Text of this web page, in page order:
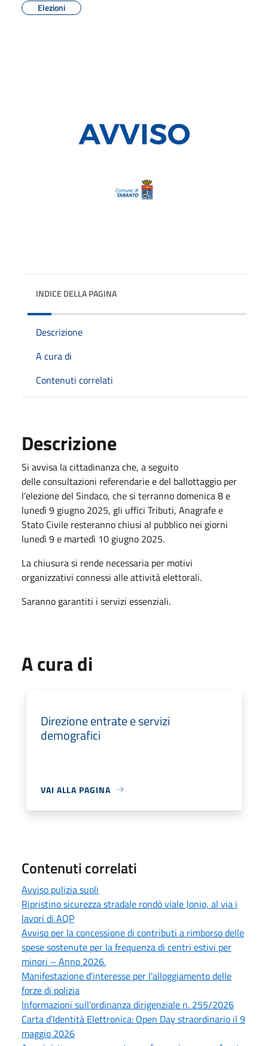
Elezioni
INDICE DELLA PAGINA
Descrizione
A cura di
Contenuti correlati
Descrizione
Si avvisa la cittadinanza che, a seguito
delle consultazioni referendarie e del ballottaggio per
l’elezione del Sindaco, che si terranno domenica 8 e
lunedì 9 giugno 2025, gli uffici Tributi, Anagrafe e
Stato Civile resteranno chiusi al pubblico nei giorni
lunedì 9 e martedì 10 giugno 2025.
La chiusura si rende necessaria per motivi
organizzativi connessi alle attività elettorali.
Saranno garantiti i servizi essenziali.
A cura di
Direzione entrate e servizi
demografici
VAI ALLA PAGINA
Contenuti correlati
Avviso pulizia suoli
Ripristino sicurezza stradale rondò viale Jonio, al via i
lavori di AQP
Avviso per la concessione di contributi a rimborso delle
spese sostenute per la frequenza di centri estivi per
minori – Anno 2026.
Manifestazione d'interesse per l'alloggiamento delle
forze di polizia
Informazioni sull’ordinanza dirigenziale n. 255/2026
Carta d’Identità Elettronica: Open Day straordinario il 9
maggio 2026